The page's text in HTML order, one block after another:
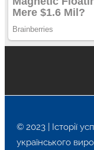
© 2023 | Історії
українського